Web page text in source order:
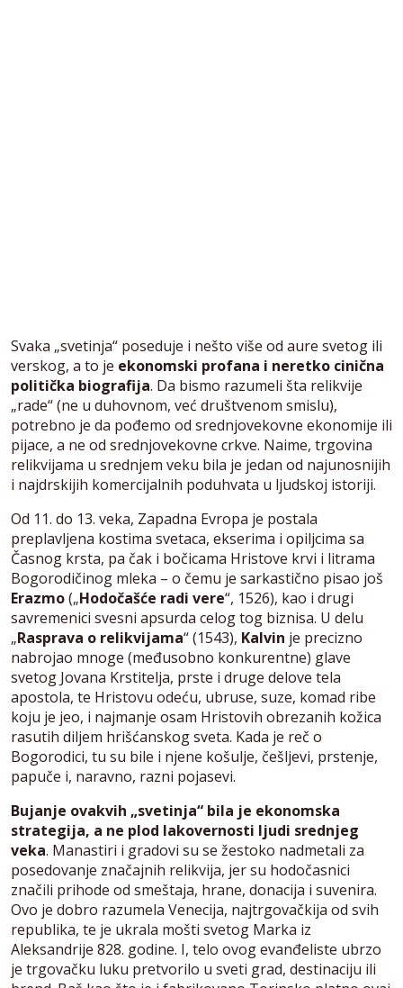
Svaka „svetinja“ poseduje i nešto više od aure svetog ili
verskog, a to je ekonomski profana i neretko cinična
politička biografija. Da bismo razumeli šta relikvije
„rade“ (ne u duhovnom, već društvenom smislu),
potrebno je da pođemo od srednjovekovne ekonomije ili
pijace, a ne od srednjovekovne crkve. Naime, trgovina
relikvijama u srednjem veku bila je jedan od najunosnijih
i najdrskijih komercijalnih poduhvata u ljudskoj istoriji.
Od 11. do 13. veka, Zapadna Evropa je postala
preplavljena kostima svetaca, ekserima i opiljcima sa
Časnog krsta, pa čak i bočicama Hristove krvi i litrama
Bogorodičinog mleka – o čemu je sarkastično pisao još
Erazmo(„Hodočašće radi vere“, 1526), kao i drugi
savremenici svesni apsurda celog tog biznisa. U delu
„Rasprava o relikvijama“ (1543), Kalvin je precizno
nabrojao mnoge (međusobno konkurentne) glave
svetog Jovana Krstitelja, prste i druge delove tela
apostola, te Hristovu odeću, ubruse, suze, komad ribe
koju je jeo, i najmanje osam Hristovih obrezanih kožica
rasutih diljem hrišćanskog sveta. Kada je reč o
Bogorodici, tu su bile i njene košulje, češljevi, prstenje,
papuče i, naravno, razni pojasevi.
Bujanje ovakvih „svetinja“ bila je ekonomska
strategija, a ne plod lakovernosti ljudi srednjeg
veka. Manastiri i gradovi su se žestoko nadmetali za
posedovanje značajnih relikvija, jer su hodočasnici
značili prihode od smeštaja, hrane, donacija i suvenira.
Ovo je dobro razumela Venecija, najtrgovačkija od svih
republika, te je ukrala mošti svetog Marka iz
Aleksandrije 828. godine. I, telo ovog evanđeliste ubrzo
je trgovačku luku pretvorilo u sveti grad, destinaciju ili